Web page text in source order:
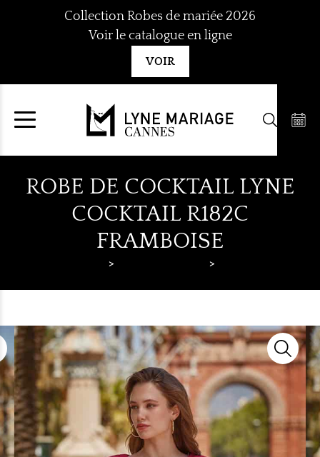
Collection Robes de mariée 2026
Voir le catalogue en ligne
VOIR
ROBE DE COCKTAIL LYNE
COCKTAIL R182C
FRAMBOISE